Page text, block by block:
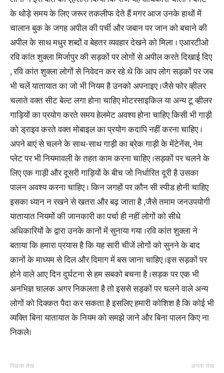
के थोड़े समय के लिए जरूर तकलीफ देते हैं मगर आज उनके हाथों में
चालान बुक के जगह अपील की पर्ची और जबान पर जान को बचाने की
अपील के साथ मधुर शब्दों व बेहतर व्यवहार देखने को मिला । एआरटीओ
रवि कांत शुक्ला मिर्जापुर की सड़कों पर लोगों से अपील करते दिखाई दिए
, रवि कांत शुक्ला लोगों से निवेदन कर रहे थे कि आप लोग सड़कों पर जब
भी चलें यातायात का जो भी नियम है उनको अपनाइए ।जैसे फोर व्हीलर
चलाते वक्त सीट बेल्ट लगा होना चाहिए मोटरसाइकिल या अन्य टू व्हीलर
गाड़ियों का प्रयोग करते समय हेलमेट अवश्य होना चाहिए किसी भी गाड़ी
को ड्राइव करते वक्त मोबाइल का प्रयोग कदापि नहीं करना चाहिए ।
अपने बाएं से चलने के साथ-साथ गाड़ी का ब्रेक गाड़ी के मेंटेनेंस, नेम
प्लेट पर भी नियमावली के तहत काम करना चाहिए ।सड़कों पर चलने के
लिए एक गाड़ी और दूसरी गाड़ियों के बीच जो निर्धारित दूरी है उसका
पालन अवश्य करना चाहिए । किन जगहों पर कौन सी स्पीड होनी चाहिए
इसका ध्यान न रखने से खतरा और बढ़ जाता है ,जैसे तमाम जनउपयोगी
यातायात नियमों की जानकारी का पर्चा ही नहीं लोगों को सीधे
अधिकारियों के द्वारा उनके कानों में सुनाया गया ।रवि कांत शुक्ला ने
बताया कि हमारा प्रयास है कि यह सारी चीजें लोगों को सुनने के बाद
कानों के माध्यम से दिल और दिमाग में बस जाना चाहिए ।इस सड़कों पर
होने वाले आए दिन दुर्घटना से हम सबको बचना है ।सड़क पर एक भी
अनभिज्ञ चालक अगर निकलता है तो इससे सड़कों पर चलने वाले अन्य
लोगों को दिक्कत पैदा कर सकता है इसलिए हमारी कोशिश है कि कोई भी
व्यक्ति बिना यातायात के नियम को समझे जाने और बिना पालन किए ना
निकले।
पिछला लेख अगला लेख